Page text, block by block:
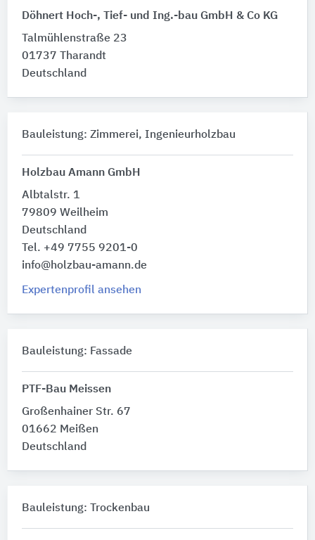
Döhnert Hoch-, Tief- und Ing.-bau GmbH & Co KG
Talmühlenstraße 23
01737 Tharandt
Deutschland
Bauleistung: Zimmerei, Ingenieurholzbau
Holzbau Amann GmbH
Albtalstr. 1
79809 Weilheim
Deutschland
Tel. +49 7755 9201-0
info@holzbau-amann.de
Expertenprofil ansehen
Bauleistung: Fassade
PTF-Bau Meissen
Großenhainer Str. 67
01662 Meißen
Deutschland
Bauleistung: Trockenbau